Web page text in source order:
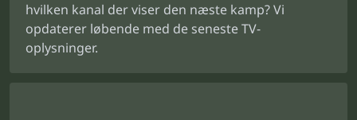
hvilken kanal der viser den næste kamp? Vi
opdaterer løbende med de seneste TV-
oplysninger.